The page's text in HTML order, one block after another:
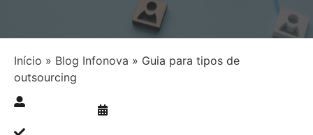
Início » Blog Infonova » Guia para tipos de
outsourcing